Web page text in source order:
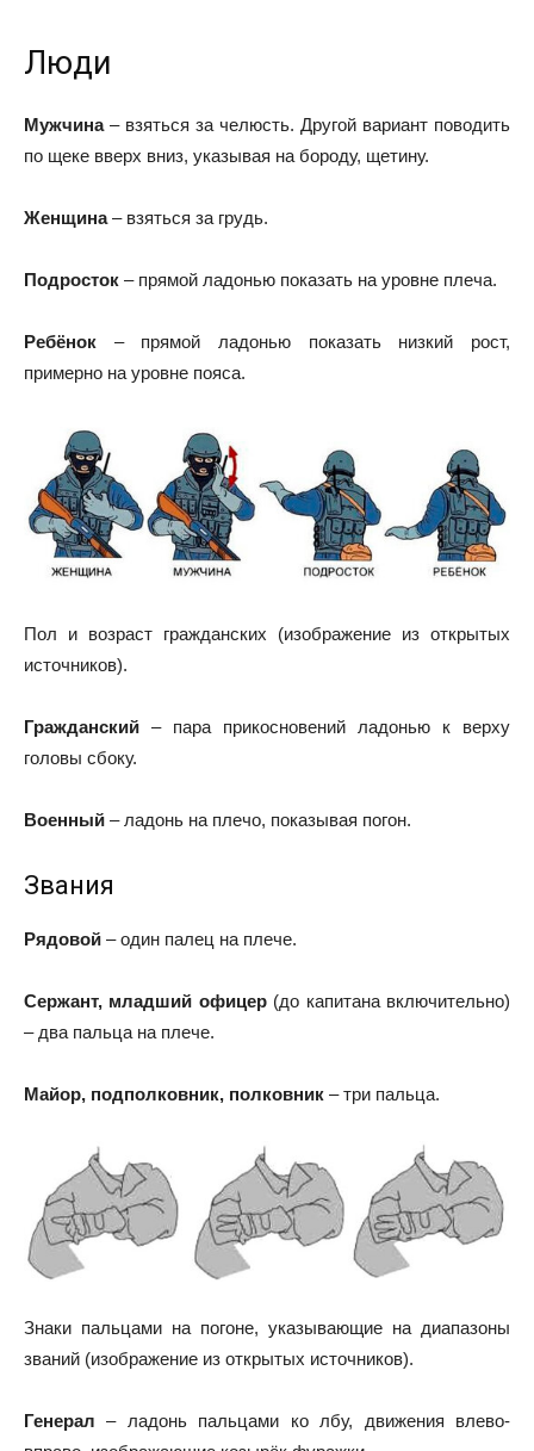
Люди
Мужчина– взяться за челюсть. Другой вариант поводить
по щеке вверх вниз, указывая на бороду, щетину.
Женщина– взяться за грудь.
Подросток – прямой ладонью показать на уровне плеча.
Ребёнок – прямой ладонью показать низкий рост,
примерно на уровне пояса.
Пол и возраст гражданских (изображение из открытых
источников).
Гражданский – пара прикосновений ладонью к верху
головы сбоку.
Военный – ладонь на плечо, показывая погон.
Звания
Рядовой – один палец на плече.
Сержант, младший офицер(до капитана включительно)
– два пальца на плече.
Майор, подполковник, полковник – три пальца.
Знаки пальцами на погоне, указывающие на диапазоны
званий (изображение из открытых источников).
Генерал – ладонь пальцами ко лбу, движения влево-